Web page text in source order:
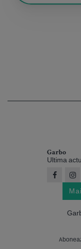
Garbo
Ultima